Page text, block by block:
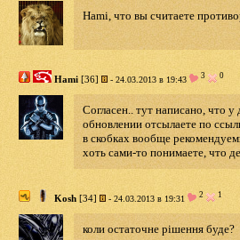
Hami, что вы считаете
Hami [36] - 24.03.2013 в 19:43 3 0
Согласен.. тут написано, что
обновлении отсылаете по
в скобках вообще
хоть сами-то понимаете, что
Kosh [34] - 24.03.2013 в 19:31 2 1
коли остаточне рішення буде?